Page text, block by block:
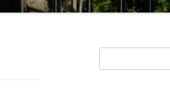
for: